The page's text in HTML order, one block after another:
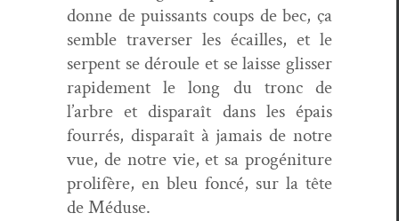
donne de puis­sants coups de bec, ça
sem­ble tra­vers­er les écailles, et le
ser­pent se déroule et se laisse gliss­er
rapi­de­ment le long du tronc de
l’arbre et dis­paraît dans les épais
four­rés, dis­paraît à jamais de notre
vue, de notre vie, et sa progéni­ture
pro­lifère, en bleu fon­cé, sur la tête
de Méduse.